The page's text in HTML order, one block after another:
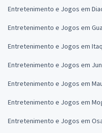
Entretenimento e Jogos em
Entretenimento e Jogos em
Entretenimento e Jogos em
Entretenimento e Jogos em
Entretenimento e Jogos em
Entretenimento e Jogos em
Entretenimento e Jogos em